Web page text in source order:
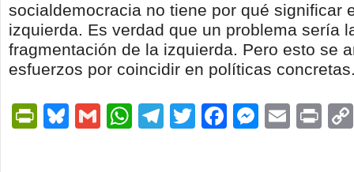
socialdemocracia no tiene por qué significar
izquierda. Es verdad que un problema sería
fragmentación de la izquierda. Pero esto se
esfuerzos por coincidir en políticas
PrintFriendly
Bluesky
GmailWhatsApp
Telegram
TwitterFacebook
Email